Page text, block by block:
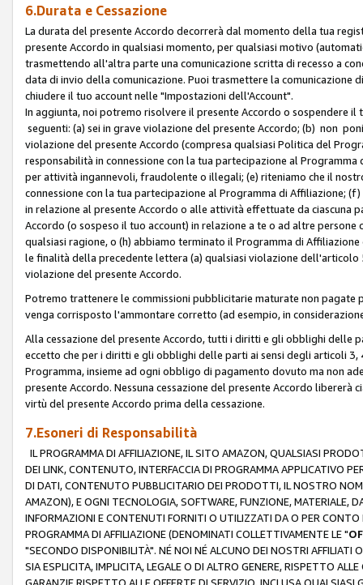
6.Durata e Cessazione
La durata del presente Accordo decorrerà dal momento della tua
presente Accordo in qualsiasi momento, per qualsiasi motivo
trasmettendo all'altra parte una comunicazione scritta di recesso a
data di invio della comunicazione. Puoi trasmettere la
chiudere il tuo account nelle "Impostazioni dell'Account".
In aggiunta, noi potremo risolvere il presente Accordo o sospendere
seguenti: (a) sei in grave violazione del presente Accordo; (b) non
violazione del presente Accordo (compresa qualsiasi Politica del
responsabilità in connessione con la tua partecipazione al
per attività ingannevoli, fraudolente o illegali; (e) riteniamo che il
connessione con la tua partecipazione al Programma di Affiliazione;
in relazione al presente Accordo o alle attività effettuate da ciascuna
Accordo (o sospeso il tuo account) in relazione a te o ad altre
qualsiasi ragione, o (h) abbiamo terminato il Programma di
le finalità della precedente lettera (a) qualsiasi violazione
violazione del presente Accordo.
Potremo trattenere le commissioni pubblicitarie maturate non
venga corrisposto l'ammontare corretto (ad esempio, in
Alla cessazione del presente Accordo, tutti i diritti e gli obblighi delle
eccetto che per i diritti e gli obblighi delle parti ai sensi degli articoli
Programma, insieme ad ogni obbligo di pagamento dovuto ma non
presente Accordo. Nessuna cessazione del presente Accordo
virtù del presente Accordo prima della cessazione.
7.Esoneri di Responsabilità
IL PROGRAMMA DI AFFILIAZIONE, IL SITO AMAZON, QUALSIASI
DEI LINK, CONTENUTO, INTERFACCIA DI PROGRAMMA APPLICATIVO
DI DATI, CONTENUTO PUBBLICITARIO DEI PRODOTTI, IL NOSTRO
AMAZON), E OGNI TECNOLOGIA, SOFTWARE, FUNZIONE, MATERIALE,
INFORMAZIONI E CONTENUTI FORNITI O UTILIZZATI DA O PER
PROGRAMMA DI AFFILIAZIONE (DENOMINATI COLLETTIVAMENTE LE "
"SECONDO DISPONIBILITÀ". NÉ NOI NÉ ALCUNO DEI NOSTRI
SIA ESPLICITA, IMPLICITA, LEGALE O DI ALTRO GENERE, RISPETTO